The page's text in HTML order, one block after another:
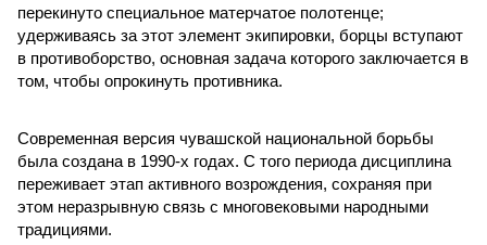
перекинуто специальное матерчатое полотенце;
удерживаясь за этот элемент экипировки, борцы вступают
в противоборство, основная задача которого заключается в
том, чтобы опрокинуть противника.
Современная версия чувашской национальной борьбы
была создана в 1990-х годах. С того периода дисциплина
переживает этап активного возрождения, сохраняя при
этом неразрывную связь с многовековыми народными
традициями.